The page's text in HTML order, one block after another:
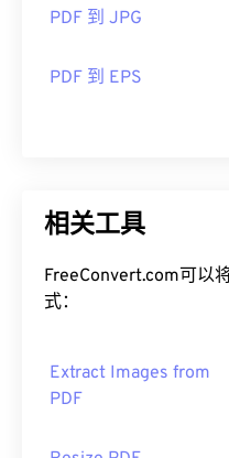
PDF 到 JPG
PDF 到 EPS
相关工具
FreeConvert.com可以
式：
Extract Images from
PDF